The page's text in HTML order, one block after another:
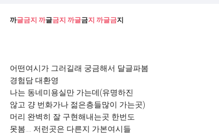
까글금지 까글금지 까글금지 까글금지
어떤여시가 그러길래 궁금해서 달글파봄
경험담 대환영
나는 동네미용실만 가는데(유명하진
않고 걍 번화가나 젊은층들많이 가는곳)
머리 완벽히 잘 구현해내는곳 한번도
못봄.... 저런곳은 다른지 가본여시들